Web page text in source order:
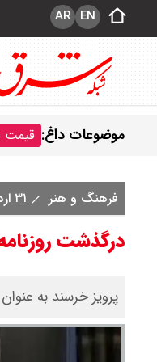
EN
AR
موضوعات داغ: قیمت
فرهنگ و هنر ۳۱ اردیبهشت ۱۴۰۵
درگذشت
پرویز خرسند به عنوان